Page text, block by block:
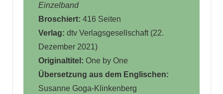
Einzelband
Broschiert: 416 Seiten
Verlag: dtv Verlagsgesellschaft (22.
Dezember 2021)
Originaltitel: One by One
Übersetzung aus dem Englischen:
Susanne Goga-Klinkenberg